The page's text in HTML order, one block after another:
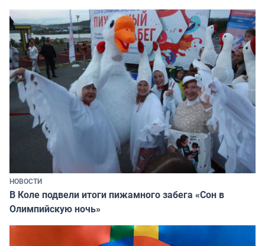
НОВОСТИ
В Коле подвели итоги пижамного забега «Сон в
Олимпийскую ночь»